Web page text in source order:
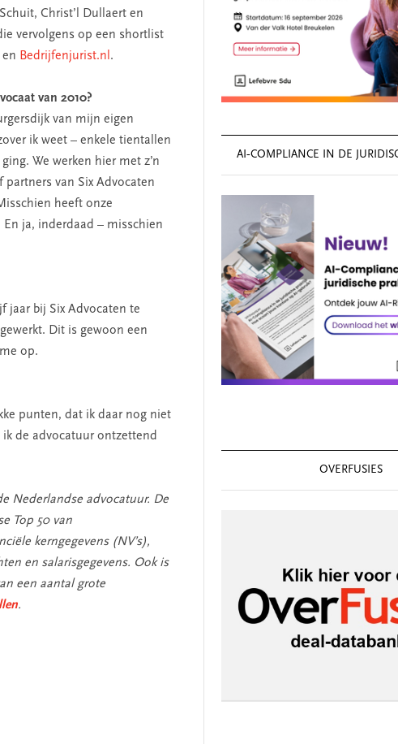
Christ’l Dullaert en
vervolgens op een shortlist
Bedrijfenjurist.nl .
van 2010?
van mijn eigen
ik weet – enkele tientallen
We werken hier met z’n
van Six Advocaten
heeft onze
ja, inderdaad – misschien
jaar bij Six Advocaten te
Dit is gewoon een
op.
punten, dat ik daar nog niet
de advocatuur ontzettend
Nederlandse advocatuur. De
Top 50 van
kerngegevens (NV’s),
en salarisgegevens. Ook is
een aantal grote
.
AI‑COMPLIANCE IN DE
OVERFUSIES